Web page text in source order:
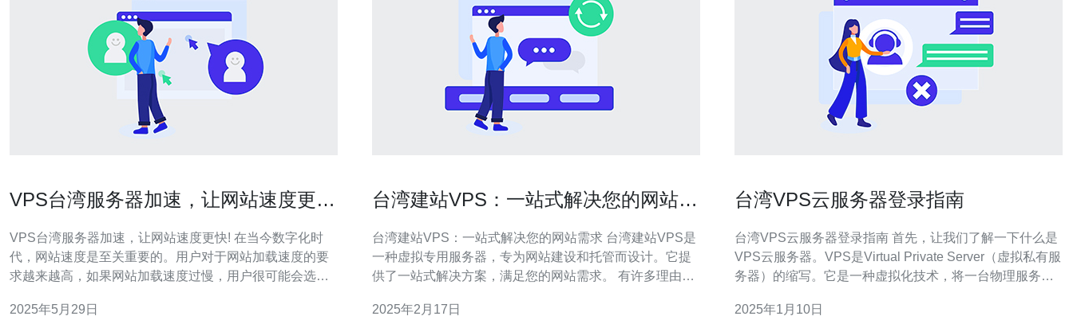
VPS台湾服务器加速，让网站速度更
VPS台湾服务器加速，让网站速度更快! 在当今数字化时
代，网站速度是至关重要的。用户对于网站加载速度的要
求越来越高，如果网站加载速度过慢，用户很可能会选择
度，VPS台湾服务器加速成为了一种不错的选择。
2025年5月29日
台湾建站VPS：一站式解决您的网站需
台湾建站VPS：一站式解决您的网站需求 台湾建站VPS是
一种虚拟专用服务器，专为网站建设和托管而设计。它提
供了一站式解决方案，满足您的网站需求。 有许多理由选
接：台湾建站VPS提供稳定的网络连接，确保您的网站始
2025年2月17日
台湾VPS云服务器登录指南
台湾VPS云服务器登录指南 首先，让我们了解一下什么是
VPS云服务器。VPS是Virtual Private Server（虚拟私有服
务器）的缩写。它是一种虚拟化技术，将一台物理服务器
操作系统和资源。VPS云服务器具有更高的安全性
2025年1月10日